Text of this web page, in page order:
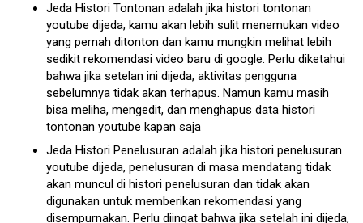
Jeda Histori Tontonan adalah jika histori tontonan
youtube dijeda, kamu akan lebih sulit menemukan video
yang pernah ditonton dan kamu mungkin melihat lebih
sedikit rekomendasi video baru di google. Perlu diketahui
bahwa jika setelan ini dijeda, aktivitas pengguna
sebelumnya tidak akan terhapus. Namun kamu masih
bisa meliha, mengedit, dan menghapus data histori
tontonan youtube kapan saja
Jeda Histori Penelusuran adalah jika histori penelusuran
youtube dijeda, penelusuran di masa mendatang tidak
akan muncul di histori penelusuran dan tidak akan
digunakan untuk memberikan rekomendasi yang
disempurnakan. Perlu diingat bahwa jika setelah ini dijeda,